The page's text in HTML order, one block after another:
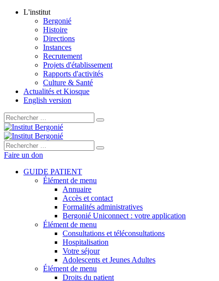
L'institut
Bergonié
Histoire
Directions
Instances
Recrutement
Projets d'établissement
Rapports d'activités
Culture & Santé
Actualités et Kiosque
English version
Rechercher :
Rechercher :
Faire un don
GUIDE PATIENT
Élément de menu
Annuaire
Accès et contact
Formalités administratives
Bergonié Uniconnect : votre application
Élément de menu
Consultations et téléconsultations
Hospitalisation
Votre séjour
Adolescents et Jeunes Adultes
Élément de menu
Droits du patient